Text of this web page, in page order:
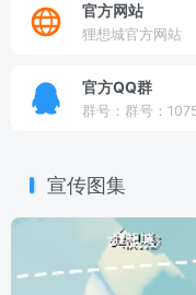
官方网站
狸想城官方网站
官方QQ群
宣传图集